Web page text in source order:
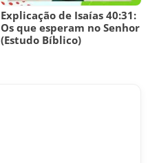
Explicação de Isaías 40:31:
Os que esperam no Senhor
(Estudo Bíblico)